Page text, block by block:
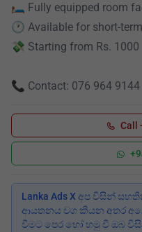
🛏️ Fully equipped room
🕐 Available for short-
💸 Starting from Rs. 1000
📞 Contact: 076 964 9144
Call
Lanka Ads X අප විසින්
ආයතනය වග කියන අතර
වීමට පෙර හෝ හමු වී ඔබ